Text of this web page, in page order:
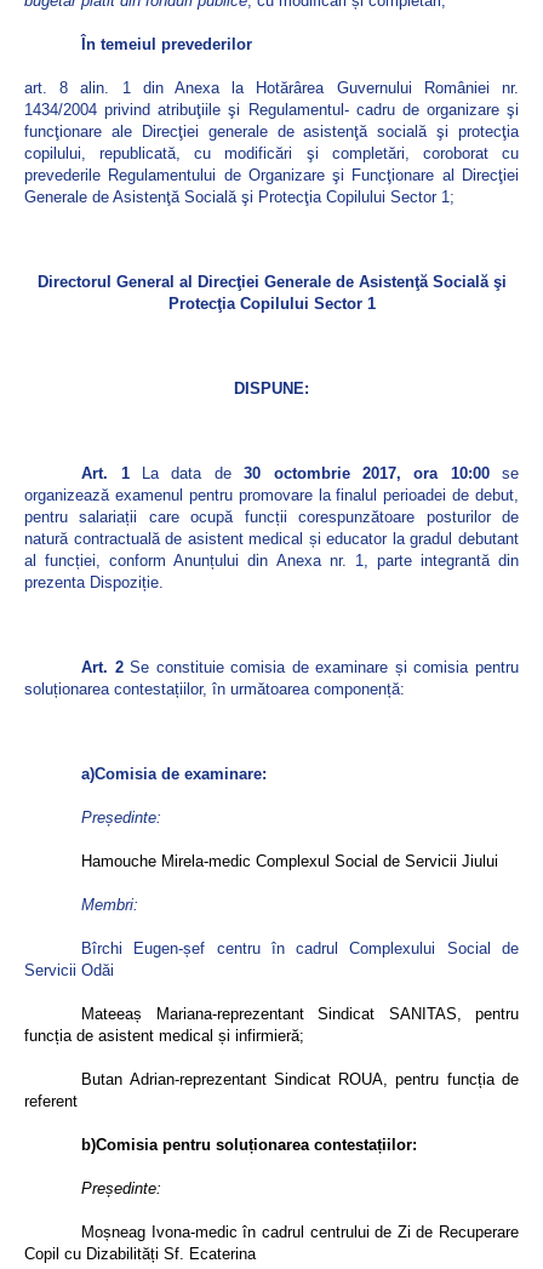
În temeiul prevederilor
art. 8 alin. 1 din Anexa la Hotărârea Guvernului României nr.
1434/2004 privind atribuţiile şi Regulamentul- cadru de organizare şi
funcţionare ale Direcţiei generale de asistenţă socială şi protecţia
copilului, republicată, cu modificări şi completări, coroborat cu
prevederile Regulamentului de Organizare şi Funcţionare al Direcţiei
Generale de Asistenţă Socială şi Protecţia Copilului Sector 1;
Directorul General al Direcţiei Generale de Asistenţă Socială şi
Protecţia Copilului Sector 1
DISPUNE:
Art. 1La data de30 octombrie 2017, ora 10:00se
organizează examenul pentru promovare la finalul perioadei de debut,
pentru salariații care ocupă funcții corespunzătoare posturilor de
natură contractuală de asistent medical și educator la gradul debutant
al funcției, conform Anunțului din Anexa nr. 1, parte integrantă din
prezenta Dispoziție.
Art. 2Se constituie comisia de examinare și comisia pentru
soluționarea contestațiilor, în următoarea componență:
a)Comisia de examinare:
Președinte:
Hamouche Mirela-medic Complexul Social de Servicii Jiului
Membri:
Bîrchi Eugen-șef centru în cadrul Complexului Social de
Servicii Odăi
Mateeaș Mariana-reprezentant Sindicat SANITAS, pentru
funcția de asistent medical și infirmieră;
Butan Adrian-reprezentant Sindicat ROUA, pentru funcția de
referent
b)Comisia pentru soluționarea contestațiilor:
Președinte:
Moșneag Ivona-medic în cadrul centrului de Zi de Recuperare
Copil cu Dizabilități Sf. Ecaterina